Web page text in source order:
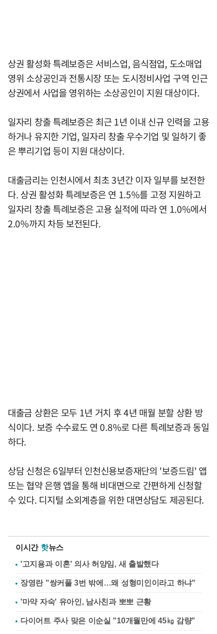
상권 활성화 특례보증은 서비스업, 음식점업, 도소매업
영위 소상공인과 전통시장 또는 도시정비사업 구역 인근
상권에서 사업을 영위하는 소상공인이 지원 대상이다.
일자리 창출 특례보증은 최근 1년 이내 신규 인력을 고용
하거나 유지한 기업, 일자리 창출 우수기업 및 일하기 좋
은 뿌리기업 등이 지원 대상이다.
대출금리는 인천시에서 최초 3년간 이자 일부를 보전한
다. 상권 활성화 특례보증은 연 1.5%를 고정 지원하고
일자리 창출 특례보증은 고용 실적에 따라 연 1.0%에서
2.0%까지 차등 보전된다.
대출금 상환은 모두 1년 거치 후 4년 매월 분할 상환 방
식이다. 보증 수수료도 연 0.8%로 다른 특례보증과 동일
하다.
상담 신청은 6일부터 인천신용보증재단의 '보증드림' 앱
또는 협약 은행 앱을 통해 비대면으로 간편하게 신청할
수 있다. 디지털 소외계층을 위한 대면상담도 제공된다.
이시간 핫뉴스
'고지용과 이혼' 의사 허양임, 새 출발했다
장영란 "쌍커풀 3번 밖에…왜 성형미인이라고 하냐"
'마약 자숙' 유아인, 남사친과 뽀뽀 근황
다이어트 주사 맞은 이순실 "10개월만에 45㎏ 감량"